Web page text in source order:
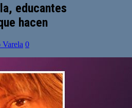
educantes
hacen
0